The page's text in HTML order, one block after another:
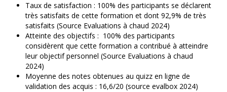
Taux de satisfaction : 100% des participants se déclarent
très satisfaits de cette formation et dont 92,9% de très
satisfaits (Source Evaluations à chaud 2024)
Atteinte des objectifs : 100% des participants
considèrent que cette formation a contribué à atteindre
leur objectif personnel (Source Evaluations à chaud
2024)
Moyenne des notes obtenues au quizz en ligne de
validation des acquis : 16,6/20 (source evalbox 2024)